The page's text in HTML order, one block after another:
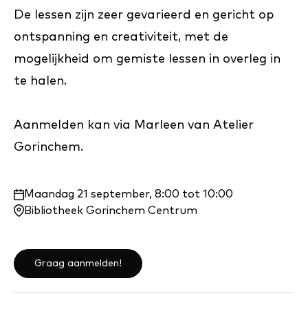
De lessen zijn zeer gevarieerd en gericht op
ontspanning en creativiteit, met de
mogelijkheid om gemiste lessen in overleg in
te halen.
Aanmelden kan via Marleen van Atelier
Gorinchem.
Waar
en
Maandag 21 september, 8:00 tot 10:00
Bibliotheek Gorinchem Centrum
Graag aanmelden!